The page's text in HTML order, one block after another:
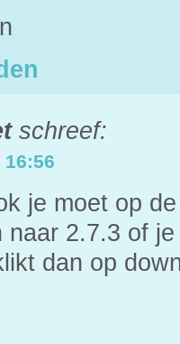
schreef:
16:56
je moet op
naar 2.7.3 of
dan op